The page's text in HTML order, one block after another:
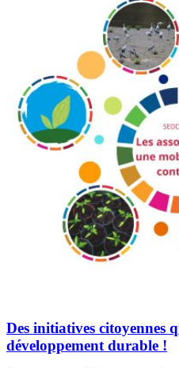
Des initiatives citoyennes
développement durable !